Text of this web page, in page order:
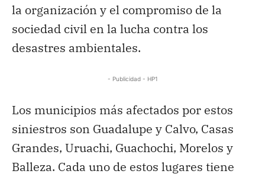
la organización y el compromiso de la
sociedad civil en la lucha contra los
desastres ambientales.
- Publicidad - HP1
Los municipios más afectados por estos
siniestros son Guadalupe y Calvo, Casas
Grandes, Uruachi, Guachochi, Morelos y
Balleza. Cada uno de estos lugares tiene